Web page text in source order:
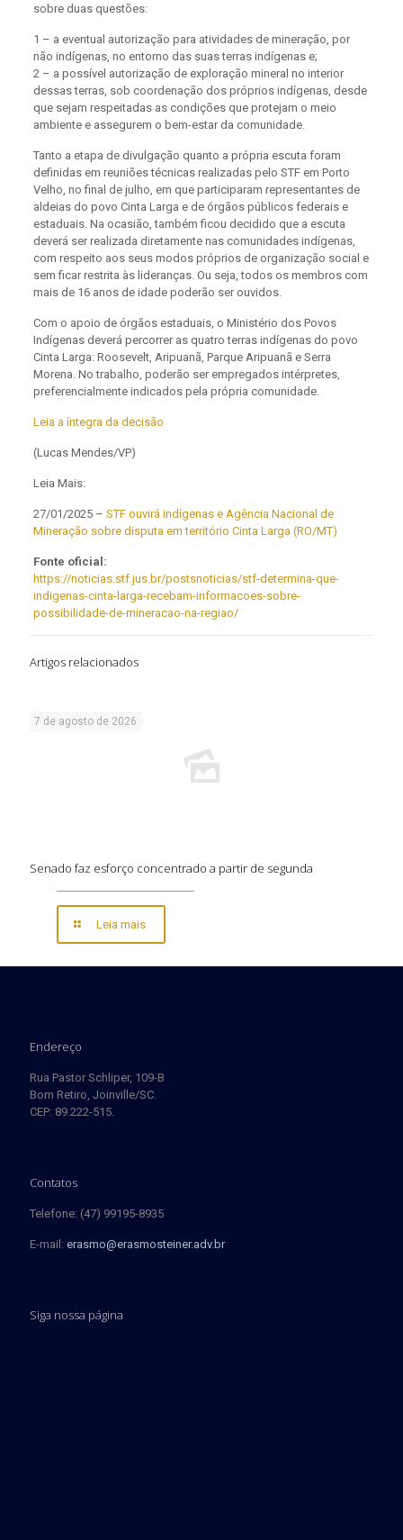
sobre duas questões:
1 – a eventual autorização para atividades de mineração, por
não indígenas, no entorno das suas terras indígenas e;
2 – a possível autorização de exploração mineral no interior
dessas terras, sob coordenação dos próprios indígenas, desde
que sejam respeitadas as condições que protejam o meio
ambiente e assegurem o bem-estar da comunidade.
Tanto a etapa de divulgação quanto a própria escuta foram
definidas em reuniões técnicas realizadas pelo STF em Porto
Velho, no final de julho, em que participaram representantes de
aldeias do povo Cinta Larga e de órgãos públicos federais e
estaduais. Na ocasião, também ficou decidido que a escuta
deverá ser realizada diretamente nas comunidades indígenas,
com respeito aos seus modos próprios de organização social e
sem ficar restrita às lideranças. Ou seja, todos os membros com
mais de 16 anos de idade poderão ser ouvidos.
Com o apoio de órgãos estaduais, o Ministério dos Povos
Indígenas deverá percorrer as quatro terras indígenas do povo
Cinta Larga: Roosevelt, Aripuanã, Parque Aripuanã e Serra
Morena. No trabalho, poderão ser empregados intérpretes,
preferencialmente indicados pela própria comunidade.
Leia a íntegra da decisão
(Lucas Mendes/VP)
Leia Mais:
27/01/2025 – STF ouvirá indígenas e Agência Nacional de
Mineração sobre disputa em território Cinta Larga (RO/MT)
Fonte oficial:
https://noticias.stf.jus.br/postsnoticias/stf-determina-que-
indigenas-cinta-larga-recebam-informacoes-sobre-
possibilidade-de-mineracao-na-regiao/
Artigos relacionados
7 de agosto de 2026
Senado faz esforço concentrado a partir de segunda
Leia mais
Endereço
Rua Pastor Schliper, 109-B
Bom Retiro, Joinville/SC.
CEP: 89.222-515.
Contatos
Telefone: (47) 99195-8935
E-mail: erasmo@erasmosteiner.adv.br
Siga nossa página